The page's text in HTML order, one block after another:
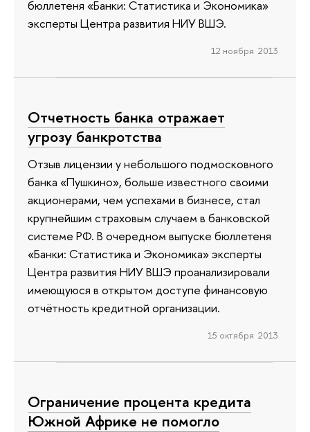
бюллетеня «Банки: Статистика и Экономика»
эксперты Центра развития НИУ ВШЭ.
12 ноября 2013
Отчетность банка отражает
угрозу банкротства
Отзыв лицензии у небольшого подмосковного
банка «Пушкино», больше известного своими
акционерами, чем успехами в бизнесе, стал
крупнейшим страховым случаем в банковской
системе РФ. В очередном выпуске бюллетеня
«Банки: Статистика и Экономика» эксперты
Центра развития НИУ ВШЭ проанализировали
имеющуюся в открытом доступе финансовую
отчётность кредитной организации.
15 октября 2013
Ограничение процента кредита
Южной Африке не помогло